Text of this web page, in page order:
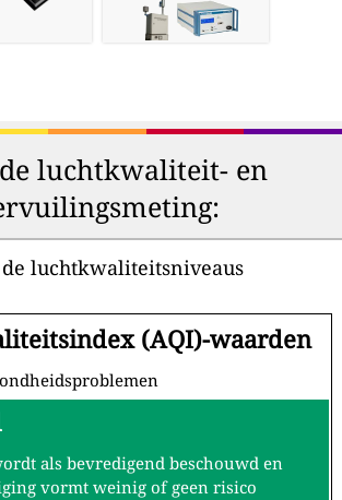
luchtkwaliteit- en
de luchtkwaliteitsniveaus
(AQI)-waarden
als bevredigend beschouwd en
vormt weinig of geen risico